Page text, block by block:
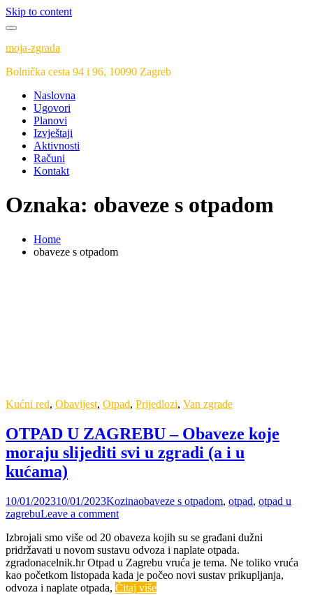
Skip to content
moja-zgrada
Bolnička cesta 94 i 96, 10090 Zagreb
Naslovna
Ugovori
Planovi
Izvještaji
Aktivnosti
Računi
Kontakt
Oznaka: obaveze s otpadom
Home
obaveze s otpadom
Kućni red, Obavijest, Otpad, Prijedlozi, Van zgrade
OTPAD U ZAGREBU – Obaveze koje
moraju slijediti svi u zgradi (a i u
kućama)
10/01/202310/01/2023Kozinaobaveze s otpadom, otpad, otpad u
zagrebuLeave a comment
Izbrojali smo više od 20 obaveza kojih su se građani dužni
pridržavati u novom sustavu odvoza i naplate otpada.
zgradonacelnik.hr Otpad u Zagrebu vruća je tema. Ne toliko vruća
kao početkom listopada kada je počeo novi sustav prikupljanja,
odvoza i naplate otpada, Čitaj više